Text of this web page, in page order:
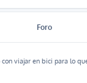
Foro
viajar en bici para lo